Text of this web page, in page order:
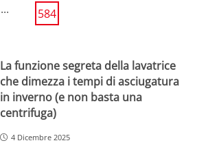
... 584
La funzione segreta della lavatrice
che dimezza i tempi di asciugatura
in inverno (e non basta una
centrifuga)
4 Dicembre 2025